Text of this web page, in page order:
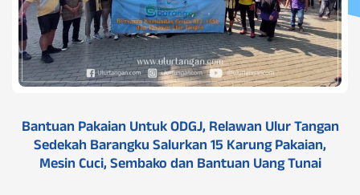
Bantuan Pakaian Untuk ODGJ, Relawan Ulur Tangan
Sedekah Barangku Salurkan 15 Karung Pakaian,
Mesin Cuci, Sembako dan Bantuan Uang Tunai